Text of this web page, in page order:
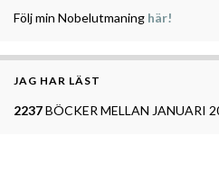
Följ min Nobelutmaning här!
JAG HAR LÄST
2237BÖCKER MELLAN JANUARI